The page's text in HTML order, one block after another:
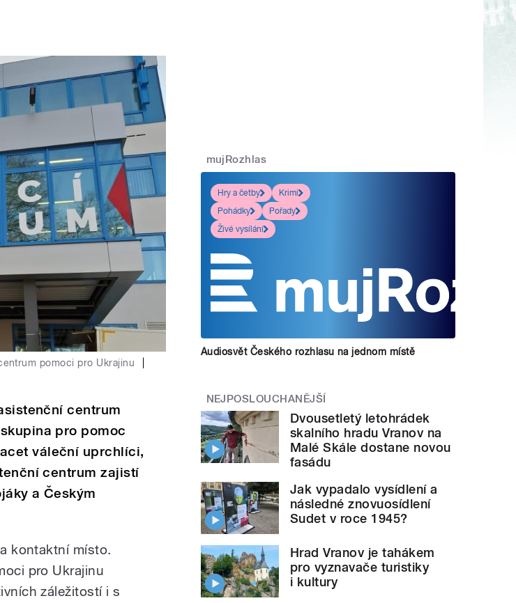
pomoci pro Ukrajinu
centrum
pro pomoc
váleční uprchlíci,
centrum zajistí
a Českým
kontaktní místo.
pro Ukrajinu
záležitostí i s
mujRozhlas
Hry a četby
Krimi
Pohádky
Pořady
Živé vysílání
Audiosvět Českého rozhlasu na jednom místě
NEJPOSLOUCHANĚJŠÍ
Dvousetletý letohrádek
skalního hradu Vranov na
Malé Skále dostane novou
fasádu
Jak vypadalo vysídlení a
následné znovuosídlení
Sudet v roce 1945?
Hrad Vranov je tahákem
pro vyznavače turistiky
i kultury